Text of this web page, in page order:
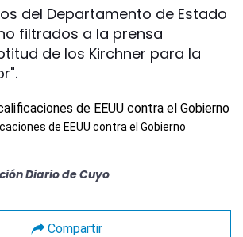
del Departamento de Estado
filtrados a la prensa
de los Kirchner para la
de EEUU contra el Gobierno
Diario de Cuyo
Compartir